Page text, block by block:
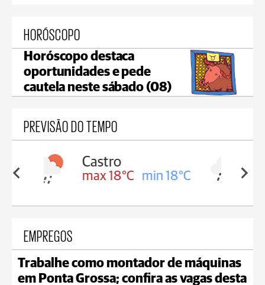
HORÓSCOPO
Horóscopo destaca
oportunidades e pede
cautela neste sábado (08)
PREVISÃO DO TEMPO
18°C
Carambeí
max 18°C min 17°C
EMPREGOS
Trabalhe como montador de máquinas
em Ponta Grossa; confira as vagas desta